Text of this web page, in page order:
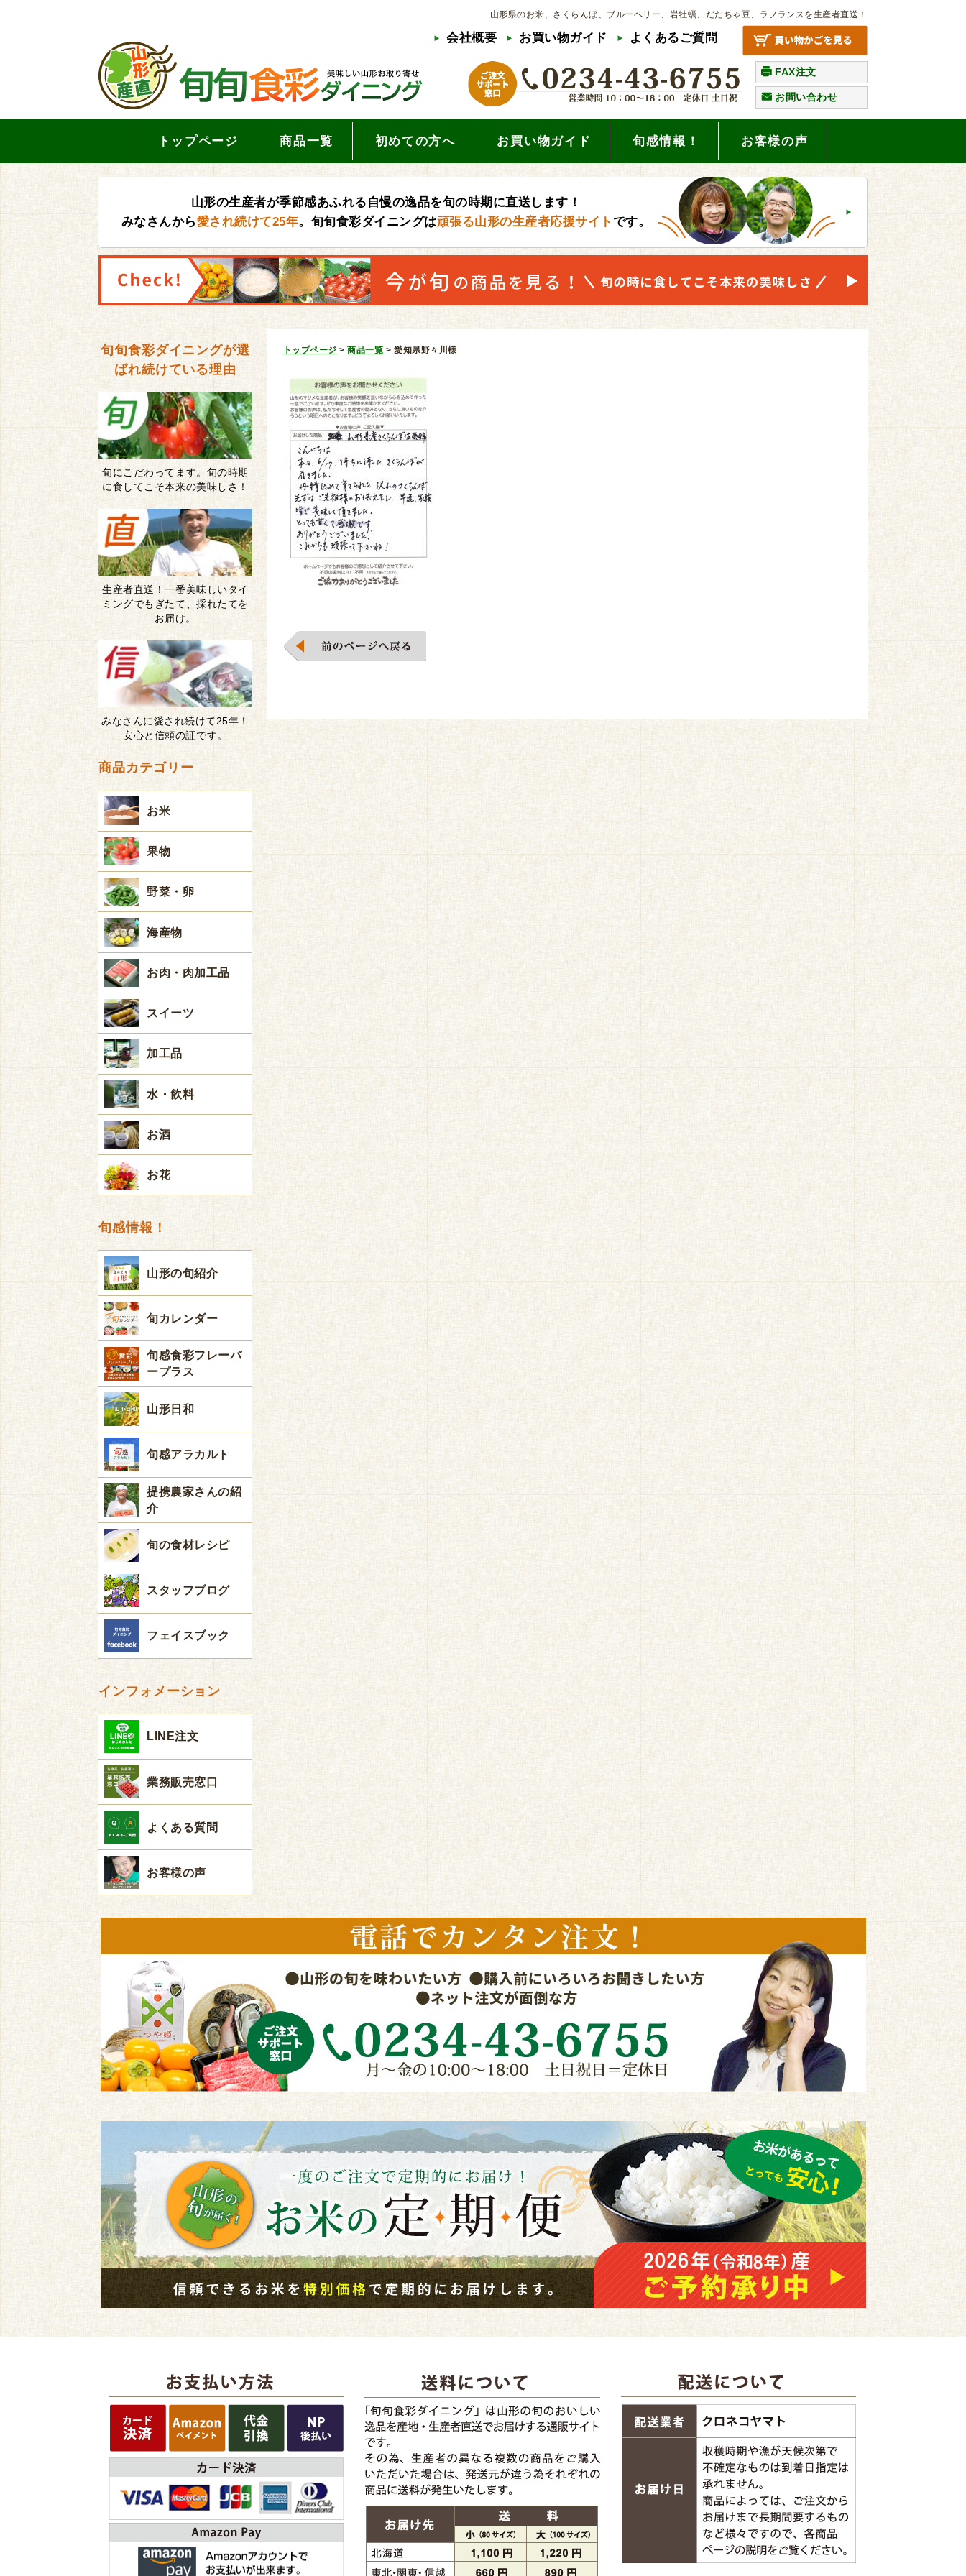
山形県のお米、さくらんぼ、ブルーベリー、岩牡蠣、だだちゃ豆、ラフランスを生産者直送！
会社概要 お買い物ガイド よくあるご質問
FAX注文
お問い合わせ
トップページ 商品一覧 初めての方へ お買い物ガイド 旬感情報！ お客様の声
山形の生産者が季節感あふれる自慢の逸品を旬の時期に直送します！
みなさんから愛され続けて25年。旬旬食彩ダイニングは頑張る山形の生産者応援サイト です。
トップページ >商品一覧 > 愛知県野々川様
旬旬食彩ダイニングが選
ばれ続けている理由
旬にこだわってます。旬の時期
に食してこそ本来の美味しさ！
生産者直送！一番美味しいタイ
ミングでもぎたて、採れたてを
お届け。
みなさんに愛され続けて25年！
安心と信頼の証です。
商品カテゴリー
お米
果物
野菜・卵
海産物
お肉・肉加工品
スイーツ
加工品
水・飲料
お酒
お花
旬感情報！
山形の旬紹介
旬カレンダー
旬感食彩フレーバ
ープラス
山形日和
旬感アラカルト
提携農家さんの紹
介
旬の食材レシピ
スタッフブログ
フェイスブック
インフォメーション
LINE注文
業務販売窓口
よくある質問
お客様の声